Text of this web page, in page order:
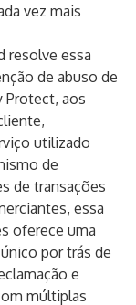
vez mais
resolve essa
de abuso de
Protect, aos
utilizado
de
de transações
essa
oferece uma
por trás de
e
múltiplas